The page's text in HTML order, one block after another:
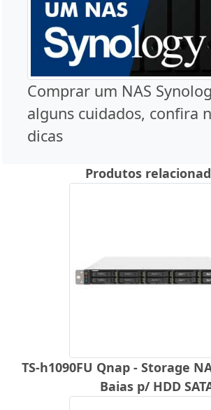
Comprar um NAS
alguns cuidados, confira
dicas
Produtos
TS-h1090FU Qnap - Storage
Baias p/ HDD